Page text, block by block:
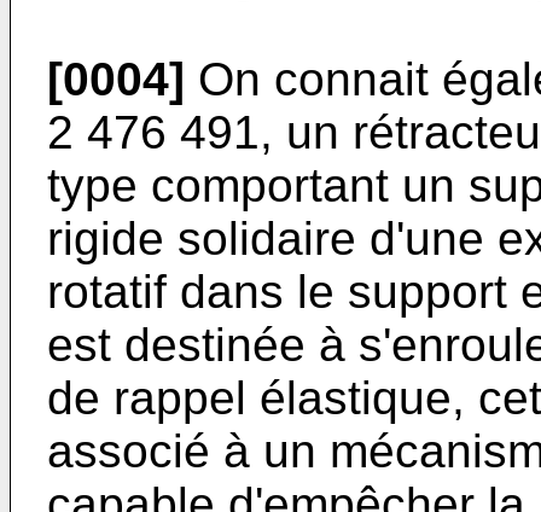
[0004] On connait
2 476 491, un
type comportant un
rigide solidaire d'une
rotatif dans le support
est destinée à
de rappel élastique,
associé à un